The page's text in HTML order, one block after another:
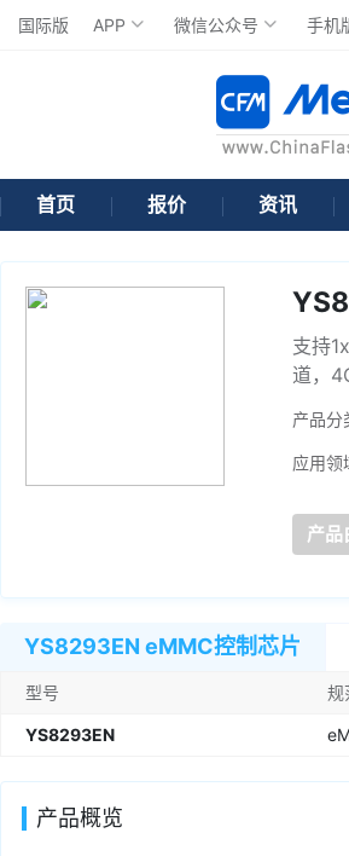
国际版 APP 微信公众号 手机
首页 报价 资讯
支持
道，
产品分
应用领
产品
YS8293EN eMMC控制芯片
型号 规
YS8293EN
产品概览